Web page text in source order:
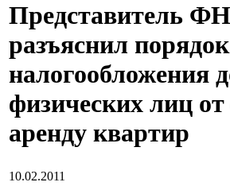
Представитель
разъяснил порядок
налогообложения
физических лиц от
аренду квартир
10.02.2011